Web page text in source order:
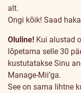
alt.
Ongi kõik! Saad
Oluline! Kui alustad
lõpetama selle 30
kustutatakse Sinu
Manage-Mii’ga.
See on sama lihtne